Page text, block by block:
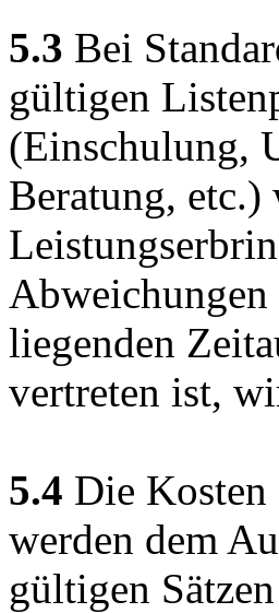
5.3 Bei
gültigen
(Einschulung,
Beratung, etc.)
Abweichungen
liegenden
vertreten ist,
5.4 Die
werden dem
gültigen